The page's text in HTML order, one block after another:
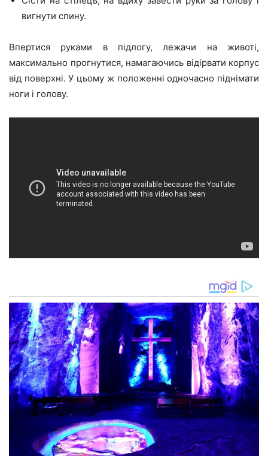
вигнути спину.
Впертися руками в підлогу, лежачи на животі,
максимально прогнутися, намагаючись відірвати корпус
від поверхні. У цьому ж положенні одночасно піднімати
ноги і голову.